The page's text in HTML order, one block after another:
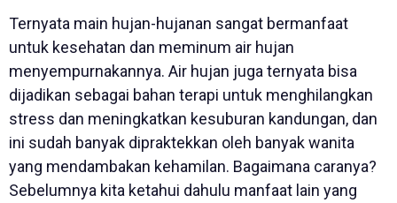
Ternyata main hujan-hujanan sangat bermanfaat
untuk kesehatan dan meminum air hujan
menyempurnakannya. Air hujan juga ternyata bisa
dijadikan sebagai bahan terapi untuk menghilangkan
stress dan meningkatkan kesuburan kandungan, dan
ini sudah banyak dipraktekkan oleh banyak wanita
yang mendambakan kehamilan. Bagaimana caranya?
Sebelumnya kita ketahui dahulu manfaat lain yang